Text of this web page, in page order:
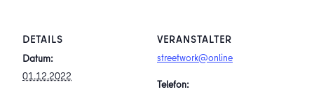
DETAILS
Datum:
01.12.2022
VERANSTALTER
streetwork@online
Telefon: